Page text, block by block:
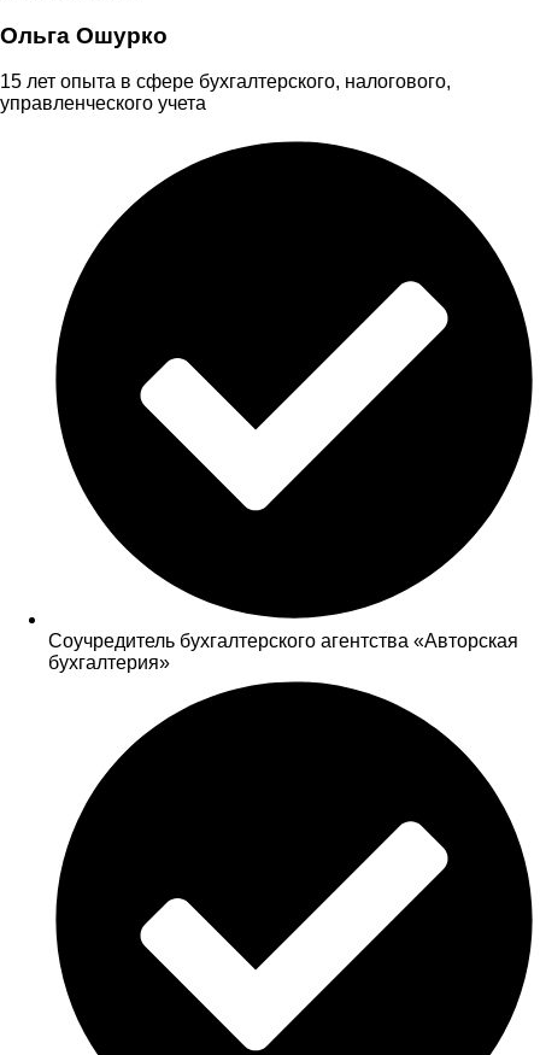
Ольга Ошурко
15 лет опыта в сфере бухгалтерского, налогового,
управленческого учета
Соучредитель бухгалтерского агентства «Авторская
бухгалтерия»